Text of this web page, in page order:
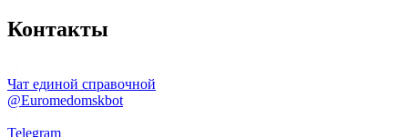
Контакты
Чат единой справочной
@Euromedomskbot
Telegram